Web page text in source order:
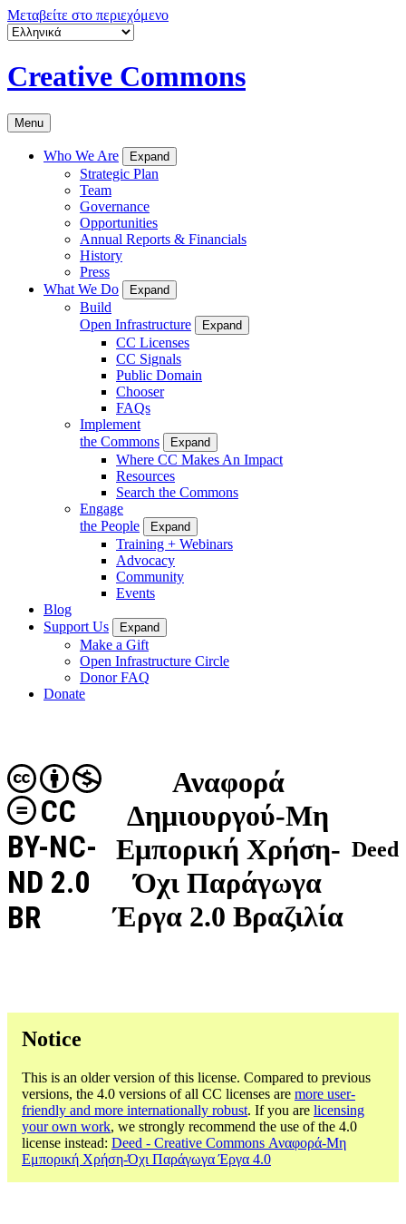
Μεταβείτε στο περιεχόμενο
Creative Commons
Menu
Who We Are Expand
Strategic Plan
Team
Governance
Opportunities
Annual Reports & Financials
History
Press
What We Do
Expand
Build
Open Infrastructure
Expand
CC Licenses
CC Signals
Public Domain
Chooser
FAQs
Implement
the Commons
Expand
Where CC Makes An Impact
Resources
Search the Commons
Engage
the People
Expand
Training + Webinars
Advocacy
Community
Events
Blog
Support Us
Expand
Make a Gift
Open Infrastructure Circle
Donor FAQ
Donate
Αναφορά
Δημιουργού-Μη
Εμπορική Χρήση-
Όχι Παράγωγα
Έργα 2.0 Βραζιλία
CC
BY-NC-
ND 2.0
BR
Deed
Notice
This is an older version of this license. Compared to previous
versions, the 4.0 versions of all CC licenses are more user-
friendly and more internationally robust. If you are licensing
your own work, we strongly recommend the use of the 4.0
license instead: Deed - Creative Commons Αναφορά-Μη
Εμπορική Χρήση-Όχι Παράγωγα Έργα 4.0